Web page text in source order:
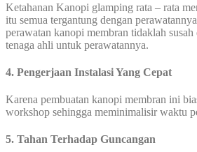
Ketahanan Kanopi glamping rata – rata
itu semua tergantung dengan
perawatan kanopi membran tidaklah
tenaga ahli untuk perawatannya.
4. Pengerjaan Instalasi Yang Cepat
Karena pembuatan kanopi membran ini
workshop sehingga meminimalisir waktu
5. Tahan Terhadap Guncangan